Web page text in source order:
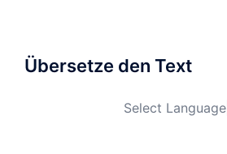
Übersetze den Text
Select Language